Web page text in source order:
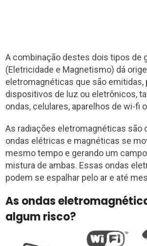
A combinação destes dois tipos de
(Eletricidade e Magnetismo) dá
eletromagnéticas que são emitidas,
dispositivos de luz ou eletrônicos,
ondas, celulares, aparelhos de wi-fi
As radiações eletromagnéticas são
ondas elétricas e magnéticas se
mesmo tempo e gerando um
mistura de ambas. Essas ondas
podem se espalhar pelo ar e até
As ondas
algum risco?